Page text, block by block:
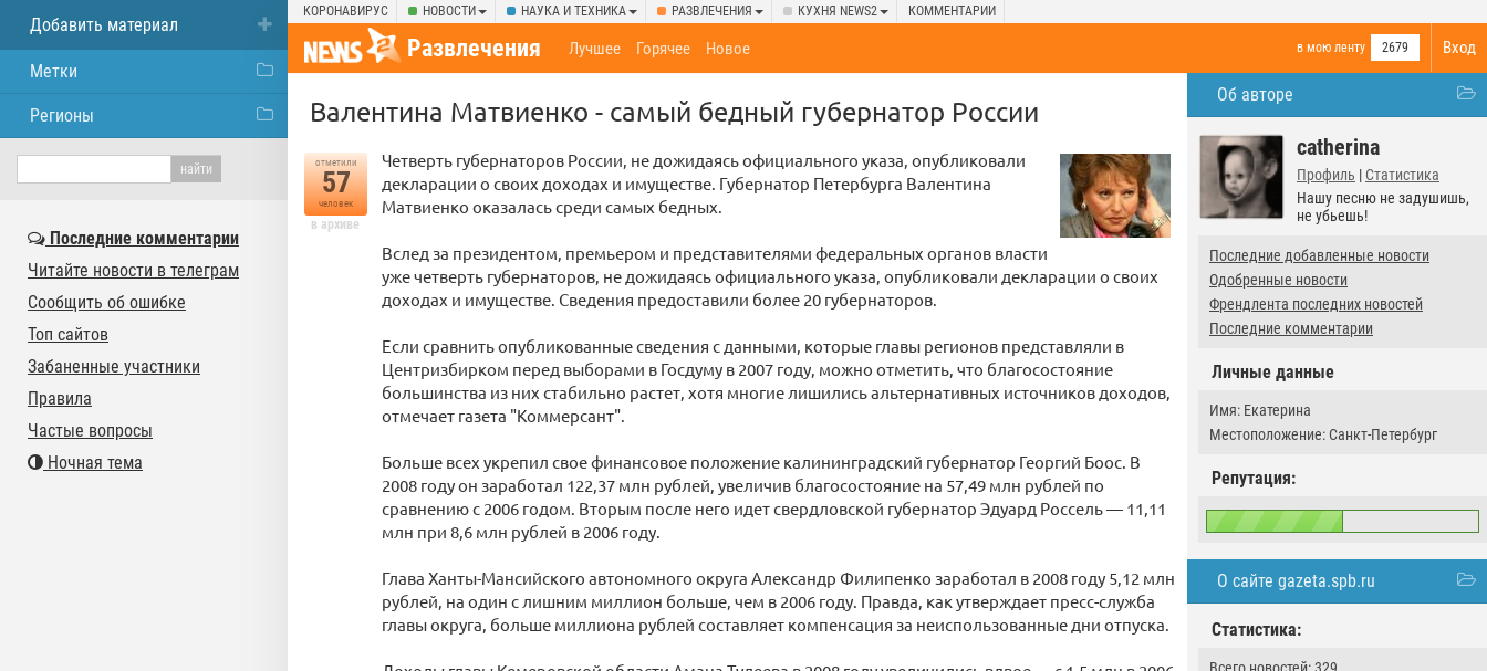
КОРОНАВИРУС НОВОСТИ НАУКА И ТЕХНИКА РАЗВЛЕЧЕНИЯ КУХНЯ NEWS2 КОММЕНТАРИИ
Вход
Развлечения в мою ленту 2679
Лучшее Горячее Новое
Об авторе
catherina
Профиль | Статистика
Нашу песню не задушишь,
не убьешь!
Последние добавленные новости
Одобренные новости
Френдлента последних новостей
Последние комментарии
Личные данные
Имя: Екатерина
Местоположение: Санкт-Петербург
Репутация:
О сайте gazeta.spb.ru
Статистика:
Валентина Матвиенко - самый бедный губернатор России
отметили
57
человек
в архиве
Четверть губернаторов России, не дожидаясь официального указа, опубликовали
декларации о своих доходах и имуществе. Губернатор Петербурга Валентина
Матвиенко оказалась среди самых бедных.
Вслед за президентом, премьером и представителями федеральных органов власти
уже четверть губернаторов, не дожидаясь официального указа, опубликовали декларации о своих
доходах и имуществе. Сведения предоставили более 20 губернаторов.
Если сравнить опубликованные сведения с данными, которые главы регионов представляли в
Центризбирком перед выборами в Госдуму в 2007 году, можно отметить, что благосостояние
большинства из них стабильно растет, хотя многие лишились альтернативных источников доходов,
отмечает газета "Коммерсант".
Больше всех укрепил свое финансовое положение калининградский губернатор Георгий Боос. В
2008 году он заработал 122,37 млн рублей, увеличив благосостояние на 57,49 млн рублей по
сравнению с 2006 годом. Вторым после него идет свердловской губернатор Эдуард Россель — 11,11
млн при 8,6 млн рублей в 2006 году.
Глава Ханты-Мансийского автономного округа Александр Филипенко заработал в 2008 году 5,12 млн
рублей, на один с лишним миллион больше, чем в 2006 году. Правда, как утверждает пресс-служба
главы округа, больше миллиона рублей составляет компенсация за неиспользованные дни отпуска.
Добавить материал
Метки
Регионы
Последние комментарии
Читайте новости в телеграм
Сообщить об ошибке
Топ сайтов
Забаненные участники
Правила
Частые вопросы
Ночная тема